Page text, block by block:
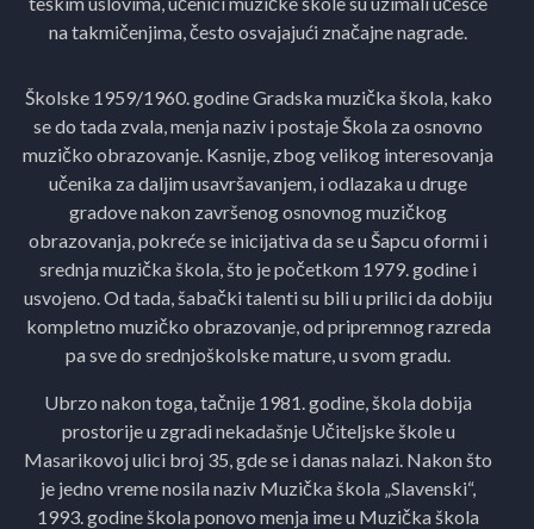
na takmičenjima, često osvajajući značajne nagrade.
Školske 1959/1960. godine Gradska muzička škola, kako
se do tada zvala, menja naziv i postaje Škola za osnovno
muzičko obrazovanje. Kasnije, zbog velikog interesovanja
učenika za daljim usavršavanjem, i odlazaka u druge
gradove nakon završenog osnovnog muzičkog
obrazovanja, pokreće se inicijativa da se u Šapcu oformi i
srednja muzička škola, što je početkom 1979. godine i
usvojeno. Od tada, šabački talenti su bili u prilici da dobiju
kompletno muzičko obrazovanje, od pripremnog razreda
pa sve do srednjoškolske mature, u svom gradu.
Ubrzo nakon toga, tačnije 1981. godine, škola dobija
prostorije u zgradi nekadašnje Učiteljske škole u
Masarikovoj ulici broj 35, gde se i danas nalazi. Nakon što
je jedno vreme nosila naziv Muzička škola „Slavenski“,
1993. godine škola ponovo menja ime u Muzička škola